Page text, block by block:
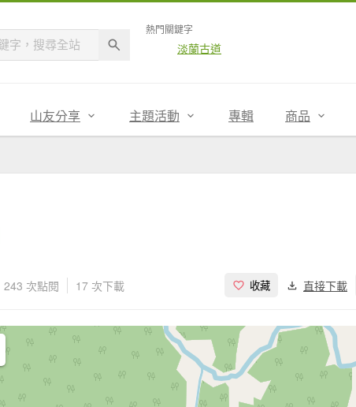
熱門關鍵字
淡蘭古道
山友分享 主題活動 專輯 商品
243 次點閱 17 次下載 收藏 直接下載